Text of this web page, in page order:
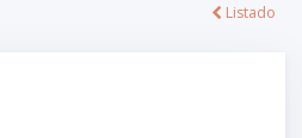
Listado